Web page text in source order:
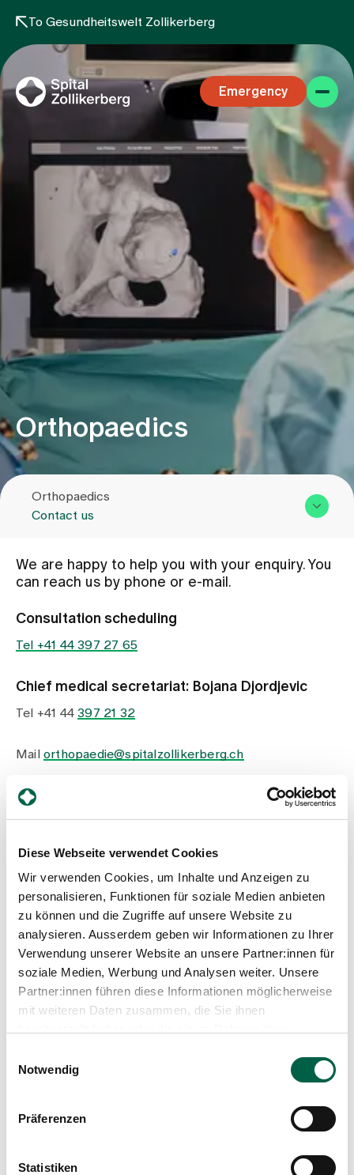
Diese Webseite verwendet Cookies
Wir verwenden Cookies, um Inhalte und Anzeigen zu
personalisieren, Funktionen für soziale Medien anbieten
zu können und die Zugriffe auf unsere Website zu
analysieren. Ausserdem geben wir Informationen zu Ihrer
Verwendung unserer Website an unsere Partner:innen für
soziale Medien, Werbung und Analysen weiter. Unsere
Partner:innen führen diese Informationen möglicherweise
mit weiteren Daten zusammen, die Sie ihnen
Notwendig
Präferenzen
Statistiken
To Gesundheitswelt Zollikerberg
Emergency
Specialist areas
Stay
Team
Events
About us
Latest news
Jobs & Career
Baby gallery
Media
Orthopaedics
Orthopaedics
Contact us
Overview & Services
Team
Contact us
We are happy to help you with your enquiry. You
can reach us by phone or e-mail.
Consultation scheduling
Tel +41 44 397 27 65
Chief medical secretariat: Bojana Djordjevic
Tel +41 44397 21 32
Mail orthopaedie@spitalzollikerberg.ch
Contact / Registration
Zollikerberg Hospital
Consultation scheduling:
Tel+41 44 397 27 65
Orthopädie
Trichtenhauserstrasse 20
Tel
Mail
orthopaedie@spitalzollikerberg.ch